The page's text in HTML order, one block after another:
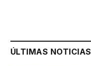
ÚLTIMAS NOTICIAS